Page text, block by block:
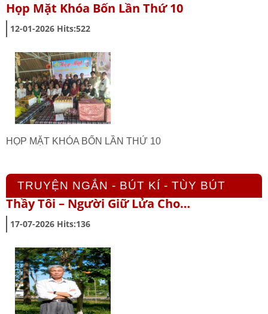
Họp Mặt Khóa Bốn Lần Thứ 10
12-01-2026 Hits:522
HỌP MẶT KHÓA BỐN LẦN THỨ 10
TRUYỆN NGẮN - BÚT KÍ - TÙY BÚT
Thầy Tôi – Người Giữ Lửa Cho…
17-07-2026 Hits:136